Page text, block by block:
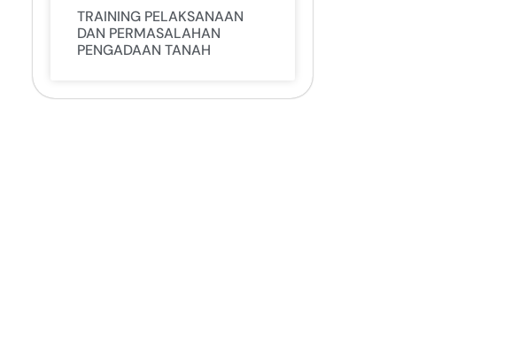
TRAINING PELAKSANAAN
DAN PERMASALAHAN
PENGADAAN TANAH